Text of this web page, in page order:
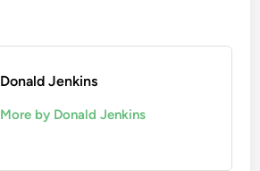
Donald Jenkins
More by Donald Jenkins